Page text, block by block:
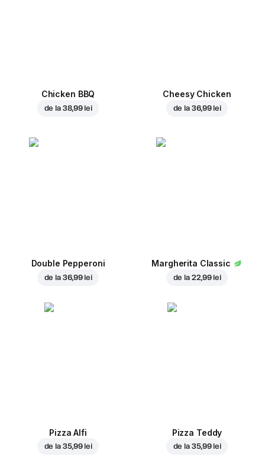
Chicken BBQ
de la 38,99 lei
Cheesy Chicken
de la 36,99 lei
Double Pepperoni
de la 36,99 lei
Margherita Classic
de la 22,99 lei
Pizza Alfi
de la 35,99 lei
Pizza Teddy
de la 35,99 lei